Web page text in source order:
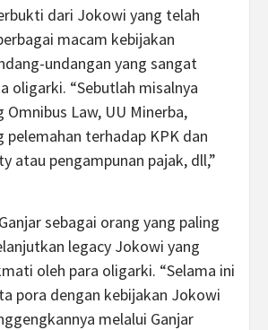
dari Jokowi yang telah
macam kebijakan
undangan yang sangat
oligarki. “Sebutlah misalnya
Omnibus Law, UU Minerba,
pelemahan terhadap KPK dan
atau pengampunan pajak, dll,”
sebagai orang yang paling
legacy Jokowi yang
oleh para oligarki. “Selama ini
pora dengan kebijakan Jokowi
melalui Ganjar